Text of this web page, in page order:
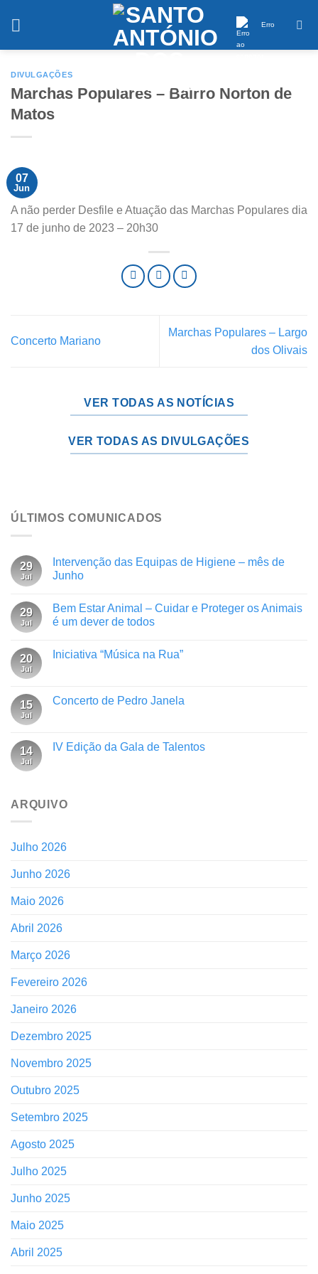
Erro
DIVULGAÇÕES
Marchas Populares – Bairro Norton de
Matos
07
Jun
A não perder Desfile e Atuação das Marchas Populares dia
17 de junho de 2023 – 20h30
Concerto Mariano
Marchas Populares – Largo
dos Olivais
VER TODAS AS NOTÍCIAS
VER TODAS AS DIVULGAÇÕES
ÚLTIMOS COMUNICADOS
29
Jul
Intervenção das Equipas de Higiene – mês de
Junho
29
Jul
Bem Estar Animal – Cuidar e Proteger os Animais
é um dever de todos
20
Jul
Iniciativa “Música na Rua”
15
Jul
Concerto de Pedro Janela
14
Jul
IV Edição da Gala de Talentos
ARQUIVO
Julho 2026
Junho 2026
Maio 2026
Abril 2026
Março 2026
Fevereiro 2026
Janeiro 2026
Dezembro 2025
Novembro 2025
Outubro 2025
Setembro 2025
Agosto 2025
Julho 2025
Junho 2025
Maio 2025
Abril 2025